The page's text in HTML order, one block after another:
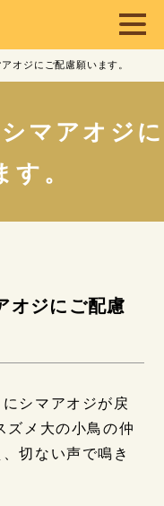
オジにご配慮願います。
マアオジに
。
オジにご配慮
シマアオジが戻
ズメ大の小鳥の仲
切ない声で鳴き